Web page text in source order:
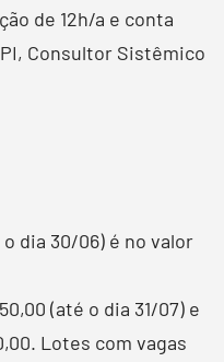
de 12h/a e conta
Consultor Sistêmico
dia 30/06) é no valor
(até o dia 31/07) e
Lotes com vagas